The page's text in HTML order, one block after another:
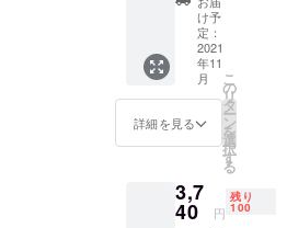
ルー × 1
個 ※税
込、送
料込み
け予
定：
2021
年11
月
詳細を見る
こ
の
リ
タ
ー
ン
を
選
択
す
る
3,7
40 円
残り
100